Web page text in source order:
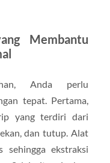
Membantu
Anda perlu
tepat. Pertama,
yang terdiri dari
dan tutup. Alat
ekstraksi